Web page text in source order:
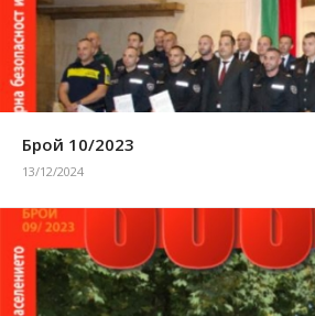
Брой 10/2023
13/12/2024